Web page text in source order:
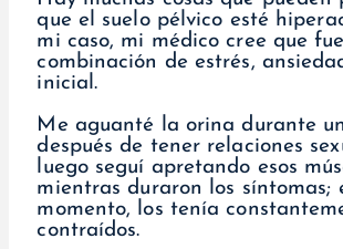
que el suelo pélvico esté
mi caso, mi médico cree que
combinación de estrés,
inicial.
Me aguanté la orina durante
después de tener relaciones
luego seguí apretando esos
mientras duraron los síntomas;
momento, los tenía
contraídos.